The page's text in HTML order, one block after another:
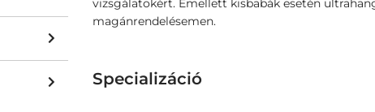
vizsgálatokért. Emellett kisbabák esetén
magánrendelésemen.
Specializáció